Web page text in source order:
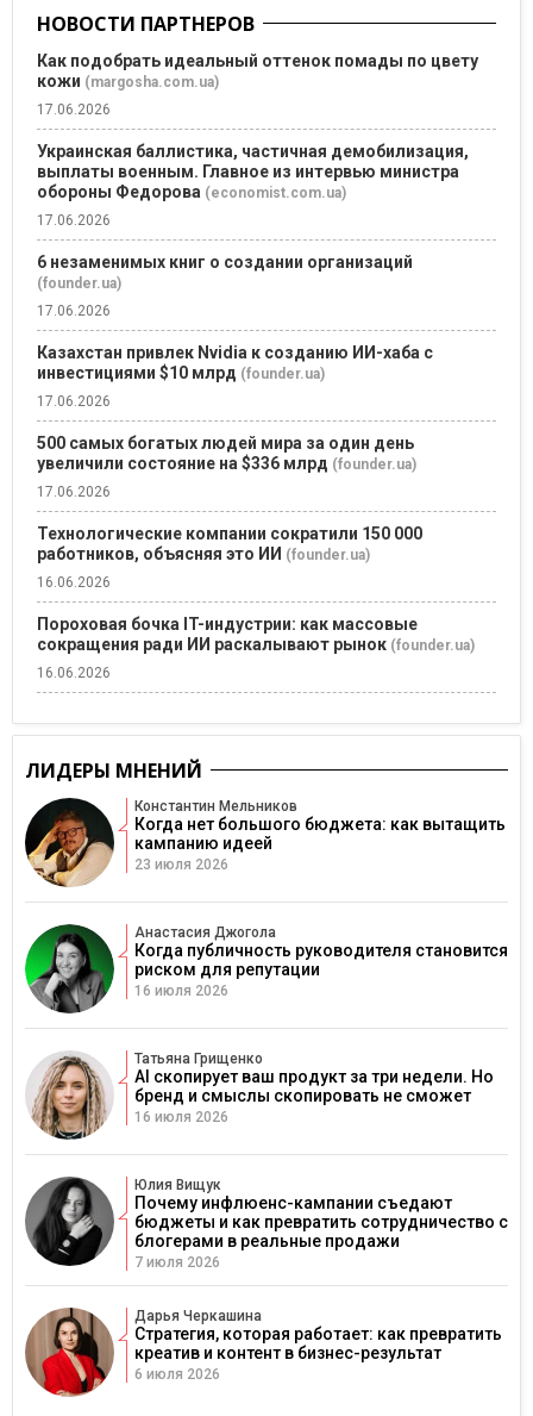
НОВОСТИ ПАРТНЕРОВ
Как подобрать идеальный оттенок помады по цвету
кожи (margosha.com.ua)
17.06.2026
Украинская баллистика, частичная демобилизация,
выплаты военным. Главное из интервью министра
обороны Федорова (economist.com.ua)
17.06.2026
6 незаменимых книг о создании организаций
(founder.ua)
17.06.2026
Казахстан привлек Nvidia к созданию ИИ-хаба с
инвестициями $10 млрд (founder.ua)
17.06.2026
500 самых богатых людей мира за один день
увеличили состояние на $336 млрд (founder.ua)
17.06.2026
Технологические компании сократили 150 000
работников, объясняя это ИИ (founder.ua)
16.06.2026
Пороховая бочка IT-индустрии: как массовые
сокращения ради ИИ раскалывают рынок (founder.ua)
16.06.2026
ЛИДЕРЫ МНЕНИЙ
Константин Мельников
Когда нет большого бюджета: как вытащить
кампанию идеей
23 июля 2026
Анастасия Джогола
Когда публичность руководителя становится
риском для репутации
16 июля 2026
Татьяна Грищенко
AI скопирует ваш продукт за три недели. Но
бренд и смыслы скопировать не сможет
16 июля 2026
Юлия Вищук
Почему инфлюенс-кампании съедают
бюджеты и как превратить сотрудничество с
блогерами в реальные продажи
7 июля 2026
Дарья Черкашина
Стратегия, которая работает: как превратить
креатив и контент в бизнес-результат
6 июля 2026